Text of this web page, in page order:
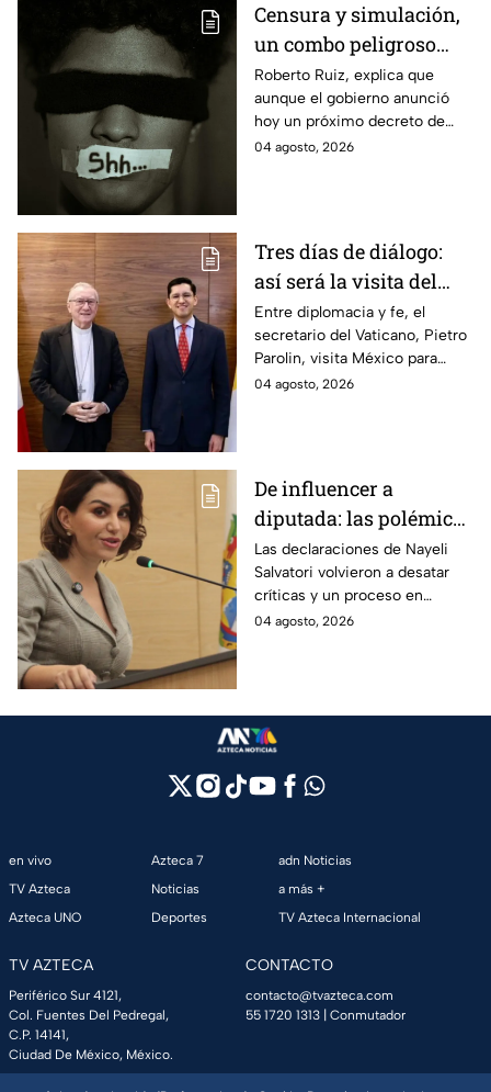
Censura y simulación,
un combo peligroso
desde el poder a la
sociedad
Roberto Ruiz, explica que
aunque el gobierno anunció
hoy un próximo decreto de
transparencia, en los hechos
04 agosto, 2026
Tres días de diálogo:
así será la visita del
secretario del Vaticano
a México
Entre diplomacia y fe, el
secretario del Vaticano, Pietro
Parolin, visita México para
reunirse con autoridades y
04 agosto, 2026
De influencer a
diputada: las polémicas
que han acompañado a
Nayeli Salvatori desde
2018
Las declaraciones de Nayeli
Salvatori volvieron a desatar
críticas y un proceso en
Morena. Estas son las
04 agosto, 2026
en vivo
TV Azteca
Azteca UNO
Azteca 7
Noticias
Deportes
adn Noticias
a más +
TV Azteca Internacional
TV AZTECA
Periférico Sur 4121,
Col. Fuentes Del Pedregal,
C.P. 14141,
Ciudad De México, México.
CONTACTO
contacto@tvazteca.com
55 1720 1313 | Conmutador